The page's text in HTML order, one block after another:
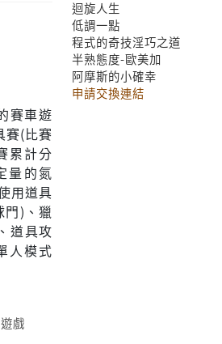
賽車遊
賽(比賽
累計分
量的氮
用道具
)、獵
道具攻
人模式
戲
迴旋人生
低調一點
程式的奇技淫巧之道
半熟態度-歐美加
阿摩斯的小確幸
申請交換連結